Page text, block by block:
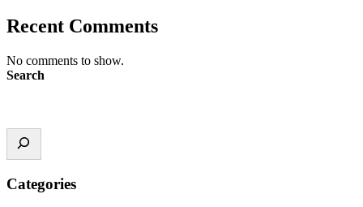
Recent Comments
No comments to show.
Search
Categories